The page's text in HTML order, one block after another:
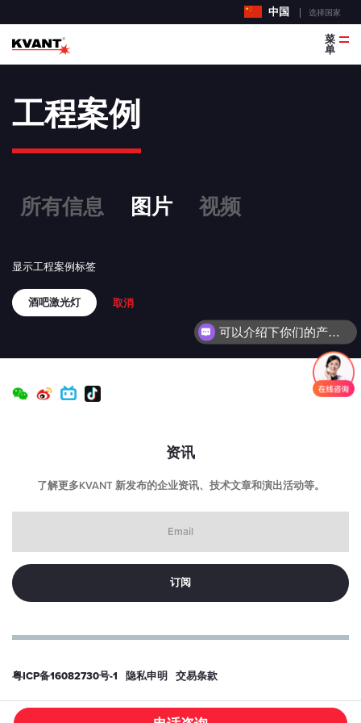
中国 选择国家
菜
单
工程案例
所有信息 图片 视频
显示工程案例标签
酒吧激光灯 取消
资讯
了解更多KVANT 新发布的企业资讯、技术文章和演出活动等。
粤ICP备16082730号-1 隐私申明 交易条款
© 2026东莞科旺特激光科技有限公司
可以介绍下你们的产品么？